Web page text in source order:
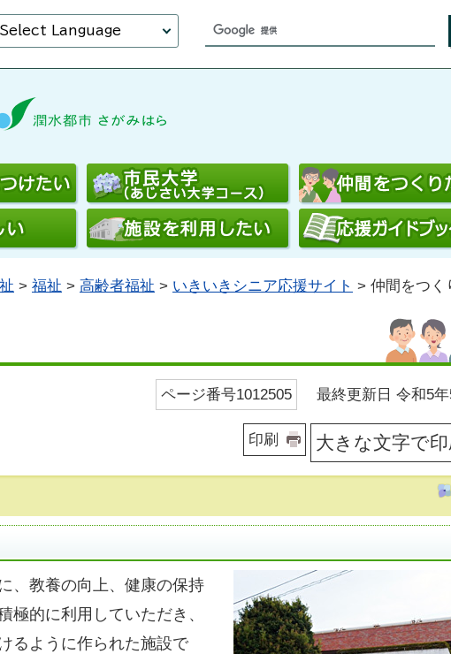
Select Language
> 福祉 > 高齢者福祉 > いきいきシニア応援サイト > 仲間をつく
ページ番号1012505 最終更新日 令和5年
印刷 大きな文字で印
、教養の向上、健康の保持
的に利用していただき、
るように作られた施設で